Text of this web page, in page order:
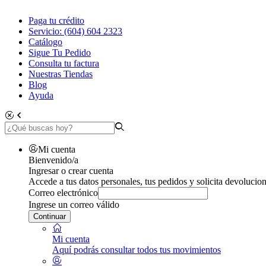
Paga tu crédito
Servicio: (604) 604 2323
Catálogo
Sigue Tu Pedido
Consulta tu factura
Nuestras Tiendas
Blog
Ayuda
Mi cuenta
Bienvenido/a
Ingresar o crear cuenta
Accede a tus datos personales, tus pedidos y solicita
Correo electrónico
Ingrese un correo válido
Continuar
Mi cuenta
Aquí podrás consultar todos tus movimientos